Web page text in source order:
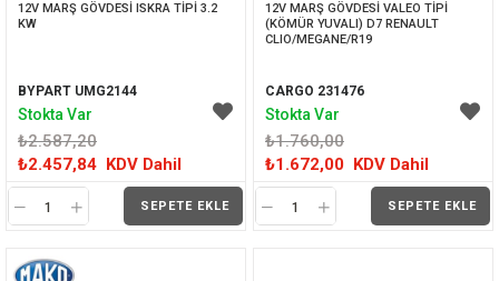
12V MARŞ GÖVDESİ ISKRA TİPİ 3.2
KW
BYPART UMG2144
₺2.587,20
₺2.457,84 KDV Dahil
SEPETE EKLE
Stokta Var
12V MARŞ GÖVDESİ VALEO TİPİ
(KÖMÜR YUVALI) D7 RENAULT
CLIO/MEGANE/R19
CARGO 231476
₺1.760,00
₺1.672,00 KDV Dahil
SEPETE EKLE
Stokta Var